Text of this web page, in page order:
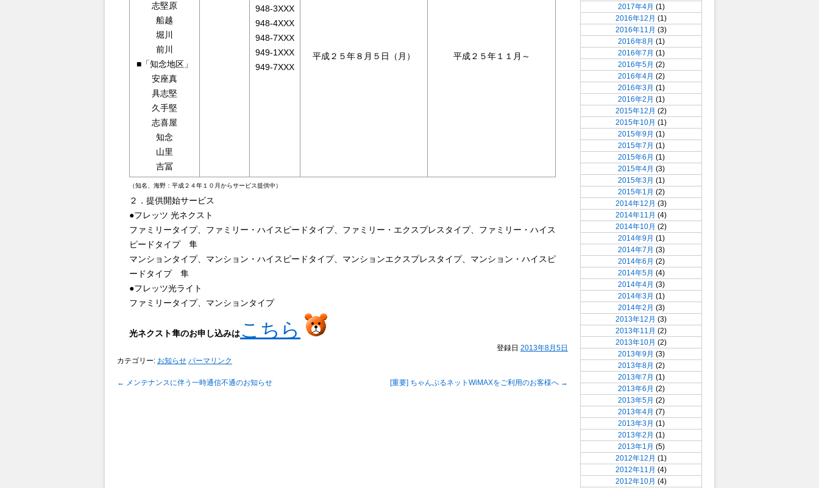
948-3XXX
948-4XXX
948-7XXX
949-1XXX
949-7XXX
志堅原
船越
堀川
前川
■「知念地区」
安座真
具志堅
久手堅
志喜屋
知念
山里
吉冨
平成２５年８月５日（月） 平成２５年１１月～
（知名、海野：平成２４年１０月からサービス提供中）
２．提供開始サービス
●フレッツ 光ネクスト
ファミリータイプ、ファミリー・ハイスピードタイプ、ファミリー・エクスプレスタイプ、ファミリー・ハイス
ピードタイプ 隼
マンションタイプ、マンション・ハイスピードタイプ、マンションエクスプレスタイプ、マンション・ハイスピ
ードタイプ 隼
●フレッツ光ライト
ファミリータイプ、マンションタイプ
光ネクスト隼のお申し込みはこちら
登録日 2013年8月5日
カテゴリー: お知らせ パーマリンク
← メンテナンスに伴う一時通信不通のお知らせ [重要] ちゃんぷるネットWiMAXをご利用のお客様へ →
2017年4月 (1)
2016年12月 (1)
2016年11月 (3)
2016年8月 (1)
2016年7月 (1)
2016年5月 (2)
2016年4月 (2)
2016年3月 (1)
2016年2月 (1)
2015年12月 (2)
2015年10月 (1)
2015年9月 (1)
2015年7月 (1)
2015年6月 (1)
2015年4月 (3)
2015年3月 (1)
2015年1月 (2)
2014年12月 (3)
2014年11月 (4)
2014年10月 (2)
2014年9月 (1)
2014年7月 (3)
2014年6月 (2)
2014年5月 (4)
2014年4月 (3)
2014年3月 (1)
2014年2月 (3)
2013年12月 (3)
2013年11月 (2)
2013年10月 (2)
2013年9月 (3)
2013年8月 (2)
2013年7月 (1)
2013年6月 (2)
2013年5月 (2)
2013年4月 (7)
2013年3月 (1)
2013年2月 (1)
2013年1月 (5)
2012年12月 (1)
2012年11月 (4)
2012年10月 (4)